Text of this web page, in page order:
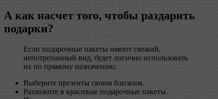
А как насчет того, чтобы раздарить
подарки?
Если подарочные пакеты имеют свежий,
непотрепанный вид, будет логично использовать
их по прямому назначению:
Выберите презенты своим близким.
Разложите в красивые подарочные пакеты.